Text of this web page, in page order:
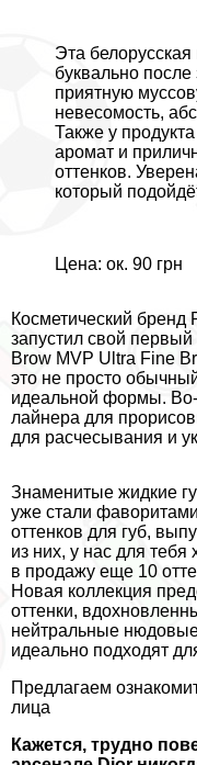
Эта
буквально после
приятную
невесомость,
Также у
аромат и
оттенков.
который
Цена: ок. 90 грн
Косметический
запустил свой
Brow MVP Ultra Fine
это не просто
идеальной формы.
лайнера для
для расчесывания и
Знаменитые жидкие
уже стали
оттенков для губ,
из них, у нас для
в продажу еще 10
Новая коллекция
оттенки,
нейтральные
идеально подходят
Предлагаем
лица
Кажется, трудно